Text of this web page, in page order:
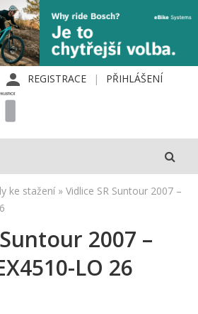
REGISTRACE PŘIHLÁŠENÍ
ke stažení » Vidlice SR Suntour 2007 –
2007 –
LO 26